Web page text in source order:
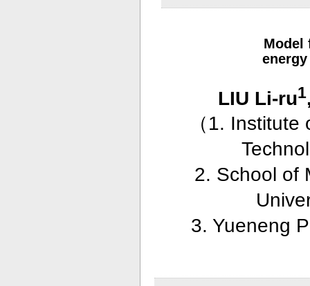
Model
LIU Li-ru1
（1. Institute
2. School of
3. Yueneng